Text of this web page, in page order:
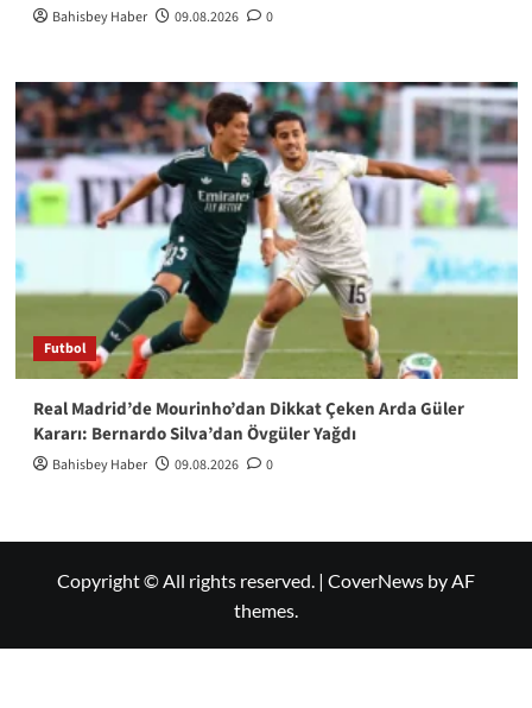
Bahisbey Haber 09.08.2026 0
Futbol
Real Madrid’de Mourinho’dan Dikkat Çeken Arda Güler
Kararı: Bernardo Silva’dan Övgüler Yağdı
Bahisbey Haber 09.08.2026 0
Copyright © All rights reserved. | CoverNews by AF
themes.